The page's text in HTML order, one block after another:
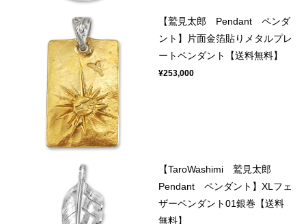
【鷲見太郎 Pendant ペンダ
ント】片面金箔貼りメタルプレ
ートペンダント【送料無料】
¥253,000
【TaroWashimi 鷲見太郎
Pendant ペンダント】XLフェ
ザーペンダント01銀巻【送料
無料】